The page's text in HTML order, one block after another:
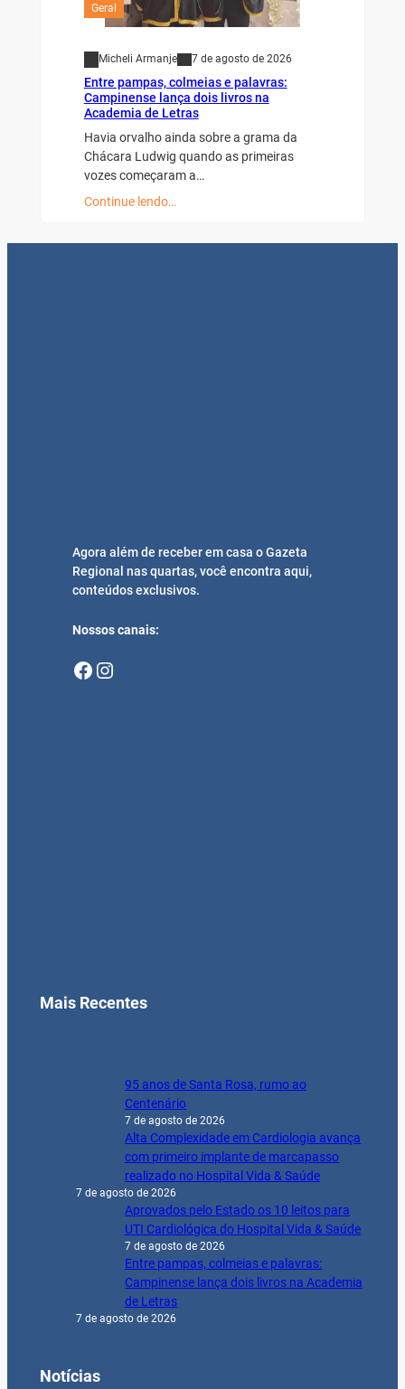
Geral
Micheli Armanje 7 de agosto de 2026
Entre pampas, colmeias e palavras:
Campinense lança dois livros na
Academia de Letras
Havia orvalho ainda sobre a grama da
Chácara Ludwig quando as primeiras
vozes começaram a…
Continue lendo…
Agora além de receber em casa o Gazeta
Regional nas quartas, você encontra aqui,
conteúdos exclusivos.
Nossos canais:
Facebook Instagram
Mais Recentes
95 anos de Santa Rosa, rumo ao
Centenário
7 de agosto de 2026
Alta Complexidade em Cardiologia avança
com primeiro implante de marcapasso
realizado no Hospital Vida & Saúde
7 de agosto de 2026
Aprovados pelo Estado os 10 leitos para
UTI Cardiológica do Hospital Vida & Saúde
7 de agosto de 2026
Entre pampas, colmeias e palavras:
Campinense lança dois livros na Academia
de Letras
7 de agosto de 2026
Notícias